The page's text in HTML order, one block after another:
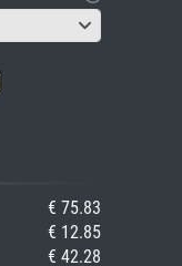
€ 75.83
€ 12.85
€ 42.28